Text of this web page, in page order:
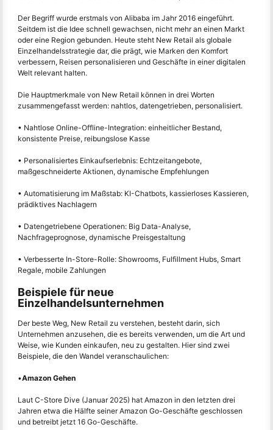
Der Begriff wurde erstmals von Alibaba im Jahr 2016 eingeführt.
Seitdem ist die Idee schnell gewachsen, nicht mehr an einen Markt
oder eine Region gebunden. Heute steht New Retail als globale
Einzelhandelsstrategie dar, die prägt, wie Marken den Komfort
verbessern, Reisen personalisieren und Geschäfte in einer digitalen
Welt relevant halten.
Die Hauptmerkmale von New Retail können in drei Worten
zusammengefasst werden: nahtlos, datengetrieben, personalisiert.
• Nahtlose Online-Offline-Integration: einheitlicher Bestand,
konsistente Preise, reibungslose Kasse
• Personalisiertes Einkaufserlebnis: Echtzeitangebote,
maßgeschneiderte Aktionen, dynamische Empfehlungen
• Automatisierung im Maßstab: KI-Chatbots, kassierloses Kassieren,
prädiktives Nachlagern
• Datengetriebene Operationen: Big Data-Analyse,
Nachfrageprognose, dynamische Preisgestaltung
• Verbesserte In-Store-Rolle: Showrooms, Fulfillment Hubs, Smart
Regale, mobile Zahlungen
Beispiele für neue
Einzelhandelsunternehmen
Der beste Weg, New Retail zu verstehen, besteht darin, sich
Unternehmen anzusehen, die es bereits verwenden, um die Art und
Weise, wie Kunden einkaufen, neu zu gestalten. Hier sind zwei
Beispiele, die den Wandel veranschaulichen:
•Amazon Gehen
Laut C-Store Dive (Januar 2025) hat Amazon in den letzten drei
Jahren etwa die Hälfte seiner Amazon Go-Geschäfte geschlossen
und betreibt jetzt 16 Go-Geschäfte.